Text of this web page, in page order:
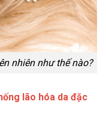
nhiên như thế nào?
lão hóa da đặc